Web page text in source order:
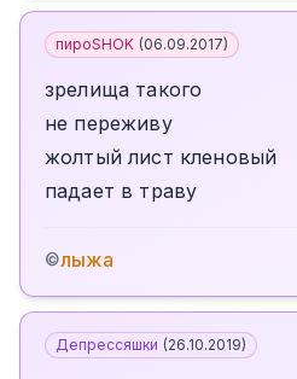
пироSHOK (06.09.2017)
зрелища такого
не переживу
жолтый лист кленовый
падает в траву
©лыжа
Депрессяшки (26.10.2019)